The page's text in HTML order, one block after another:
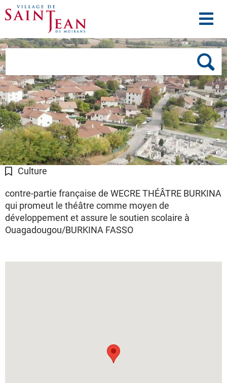
Aller à la recherche
Rechercher
sur
le
site
Culture
contre-partie française de WECRE THÉÂTRE BURKINA
qui promeut le théâtre comme moyen de
développement et assure le soutien scolaire à
Ouagadougou/BURKINA FASSO